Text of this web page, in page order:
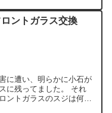
ントガラス交換
に遭い、明らかに小石が
に残ってました。 それ
ントガラスのスジは何だ